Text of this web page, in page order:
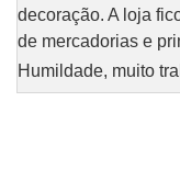
decoração. A loja
de mercadorias e
Humildade, muito